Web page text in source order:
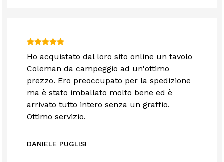
Ho acquistato dal loro sito online un tavolo
Coleman da campeggio ad un'ottimo
prezzo. Ero preoccupato per la spedizione
ma è stato imballato molto bene ed è
arrivato tutto intero senza un graffio.
Ottimo servizio.
DANIELE PUGLISI